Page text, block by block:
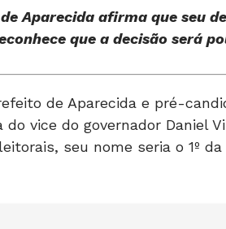
Aparecida afirma que seu
que a decisão será
de Aparecida e pré-
do vice do governador Daniel
seu nome seria o 1º